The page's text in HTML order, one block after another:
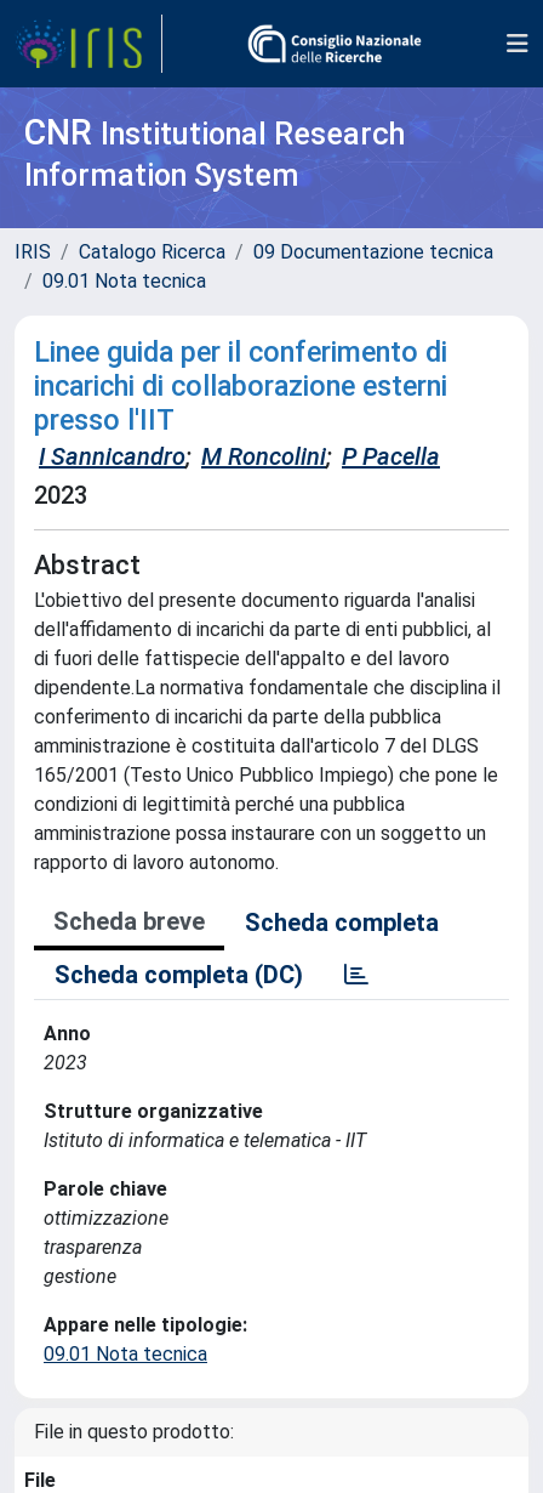
CNR Institutional Research
Information System
IRIS Catalogo Ricerca
09 Documentazione tecnica
09.01 Nota tecnica
Linee guida per il conferimento di
incarichi di collaborazione esterni
presso l'IIT
I Sannicandro; M Roncolini; P Pacella
2023
Abstract
L'obiettivo del presente documento riguarda l'analisi
dell'affidamento di incarichi da parte di enti pubblici, al
di fuori delle fattispecie dell'appalto e del lavoro
dipendente.La normativa fondamentale che disciplina il
conferimento di incarichi da parte della pubblica
amministrazione è costituita dall'articolo 7 del DLGS
165/2001 (Testo Unico Pubblico Impiego) che pone le
condizioni di legittimità perché una pubblica
amministrazione possa instaurare con un soggetto un
rapporto di lavoro autonomo.
Scheda breve
Scheda completa
Scheda completa (DC)
Anno
2023
Strutture organizzative
Istituto di informatica e telematica - IIT
Parole chiave
ottimizzazione
trasparenza
gestione
Appare nelle tipologie:
09.01 Nota tecnica
File in questo prodotto:
File